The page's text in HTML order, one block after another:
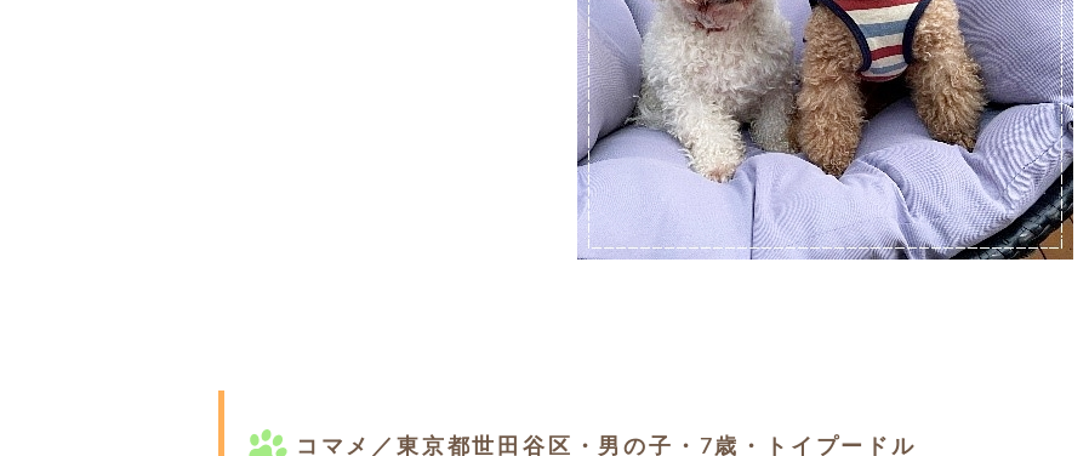
コマメ／東京都世田谷区・男の子・7歳・トイプードル